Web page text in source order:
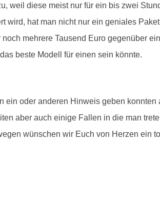
weil diese meist nur für ein bis zwei
wird, hat man nicht nur ein geniales
mehrere Tausend Euro gegenüber
beste Modell für einen sein könnte.
oder anderen Hinweis geben
aber auch einige Fallen in die man
wünschen wir Euch von Herzen ein